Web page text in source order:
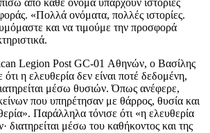
«Πολλά ονόματα, πολλές ιστορίες.
και να τιμούμε την προσφορά
Legion Post GC-01 Αθηνών, ο Βασίλης
η ελευθερία δεν είναι ποτέ δεδομένη,
μέσω θυσιών. Όπως ανέφερε,
που υπηρέτησαν με θάρρος, θυσία και
Παράλληλα τόνισε ότι «η ελευθερία
διατηρείται μέσω του καθήκοντος και της